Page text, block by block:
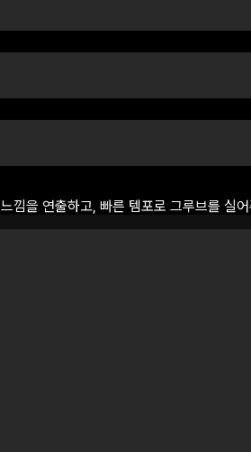
느낌을 연출하고, 빠른 템포로 그루브를 실